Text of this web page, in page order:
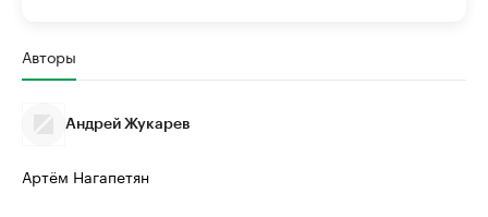
Авторы
Андрей Жукарев
Артём Нагапетян